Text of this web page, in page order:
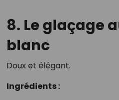
8. Le glaçage
blanc
Doux et élégant.
Ingrédients :